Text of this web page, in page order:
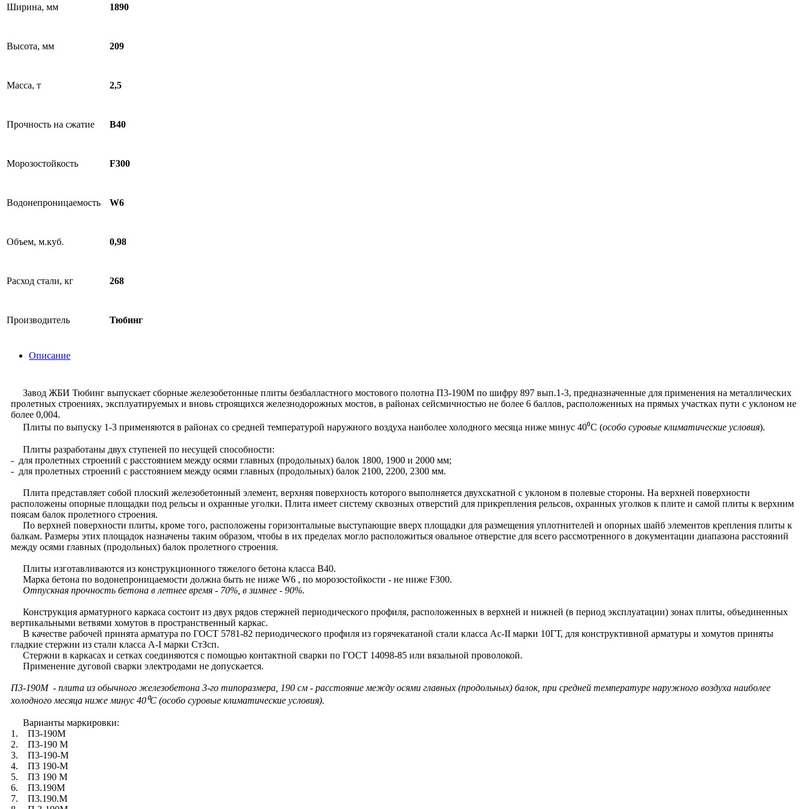
Ширина, мм 1890
Высота, мм 209
Масса, т 2,5
Прочность на сжатие B40
Морозостойкость F300
Водонепроницаемость W6
Объем, м.куб. 0,98
Расход стали, кг 268
Производитель Тюбинг
Описание
Завод ЖБИ Тюбинг выпускает сборные железобетонные плиты безбалластного мостового полотна П3-190М по шифру 897 вып.1-3, предназначенные для применения на металлических
пролетных строениях, эксплуатируемых и вновь строящихся железнодорожных мостов, в районах сейсмичностью не более 6 баллов, расположенных на прямых участках пути с уклоном не
более 0,004.
Плиты по выпуску 1-3 применяются в районах со средней температурой наружного воздуха наиболее холодного месяца ниже минус 40⁰С (особо суровые климатические условия).
Плиты разработаны двух ступеней по несущей способности:
- для пролетных строений с расстоянием между осями главных (продольных) балок 1800, 1900 и 2000 мм;
- для пролетных строений с расстоянием между осями главных (продольных) балок 2100, 2200, 2300 мм.
Плита представляет собой плоский железобетонный элемент, верхняя поверхность которого выполняется двухскатной с уклоном в полевые стороны. На верхней поверхности
расположены опорные площадки под рельсы и охранные уголки. Плита имеет систему сквозных отверстий для прикрепления рельсов, охранных уголков к плите и самой плиты к верхним
поясам балок пролетного строения.
По верхней поверхности плиты, кроме того, расположены горизонтальные выступающие вверх площадки для размещения уплотнителей и опорных шайб элементов крепления плиты к
балкам. Размеры этих площадок назначены таким образом, чтобы в их пределах могло расположиться овальное отверстие для всего рассмотренного в документации диапазона расстояний
между осями главных (продольных) балок пролетного строения.
Плиты изготавливаются из конструкционного тяжелого бетона класса В40.
Марка бетона по водонепроницаемости должна быть не ниже W6 , по морозостойкости - не ниже F300.
Отпускная прочность бетона в летнее время - 70%, в зимнее - 90%.
Конструкция арматурного каркаса состоит из двух рядов стержней периодического профиля, расположенных в верхней и нижней (в период эксплуатации) зонах плиты, объединенных
вертикальными ветвями хомутов в пространственный каркас.
В качестве рабочей принята арматура по ГОСТ 5781-82 периодического профиля из горячекатаной стали класса Ас-II марки 10ГТ, для конструктивной арматуры и хомутов приняты
гладкие стержни из стали класса A-I марки СтЗсп.
Стержни в каркасах и сетках соединяются с помощью контактной сварки по ГОСТ 14098-85 или вязальной проволокой.
Применение дуговой сварки электродами не допускается.
П3-190М- плита из обычного железобетона 3-го типоразмера, 190 см - расстояние между осями главных (продольных) балок, при средней температуре наружного воздуха наиболее
холодного месяца ниже минус 40⁰С (особо суровые климатические условия).
Варианты маркировки:
1. П3-190М
2. П3-190 М
3. П3-190-М
4. П3 190-М
5. П3 190 М
6. П3.190М
7. П3.190.М